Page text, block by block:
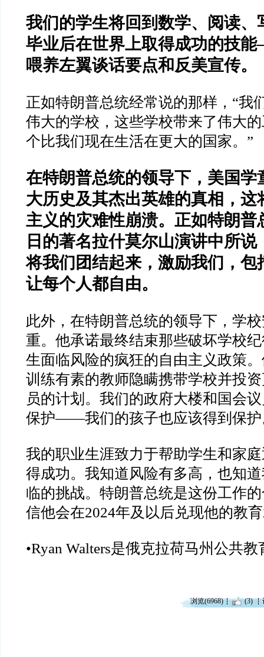
我们的学生将回到数学、阅读、
毕业后在世界上取得成功的技能
喂养左翼谈话要点和反美宣传。
正如特朗普总统经常说的那样， “我
伟大的学校，这些学校带来了伟大
个比我们现在生活在更大的国家。 ”
在特朗普总统的领导下，美国学
大历史及其杰出英雄的真相，这
主义的灾难性崩溃。正如特朗普
日的著名拉什莫尔山演讲中所说
将我们团结起来，激励我们，包
让每个人都自由。
此外，在特朗普总统的领导下，学
重。他承诺最终结束那些破坏学校
生面临风险的疯狂的自由主义政策
训练有素的教师隐瞒携带学校并投
员的计划。我们的政府大楼和国会
保护——我们的孩子也应该得到保
我的职业生涯致力于帮助学生和家
得成功。我知道风险有多高，也知
临的挑战。特朗普总统是这份工作
信他会在2024年及以后兑现他的教
•Ryan Walters是俄克拉荷马州公共教
浏览(6968) (3)